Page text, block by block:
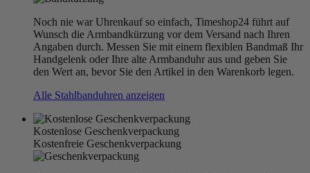
Noch nie war Uhrenkauf so einfach, Timeshop24 führt auf
Wunsch die Armbandkürzung vor dem Versand nach Ihren
Angaben durch. Messen Sie mit einem flexiblen Bandmaß Ihr
Handgelenk oder Ihre alte Armbanduhr aus und geben Sie
den Wert an, bevor Sie den Artikel in den Warenkorb legen.
Alle Stahlbanduhren anzeigen
Kostenlose Geschenkverpackung
Kostenfreie Geschenkverpackung